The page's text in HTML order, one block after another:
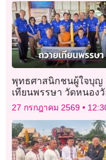
พุทธศาสนิกชนผู้ใจบุญ
เทียนพรรษา วัดหนอง
เปรียง
27 กรกฎาคม 2569